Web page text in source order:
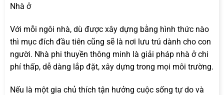
Nhà ở
Với mỗi ngôi nhà, dù được xây dựng bằng hình thức nào
thì mục đích đầu tiên cũng sẽ là nơi lưu trú dành cho con
người. Nhà phi thuyền thông minh là giải pháp nhà ở chi
phí thấp, dễ dàng lắp đặt, xây dựng trong mọi môi trường.
Nếu là một gia chủ thích tận hưởng cuộc sống tự do và